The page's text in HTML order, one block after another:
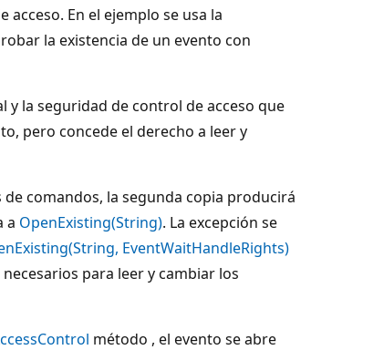
En el ejemplo se usa la
la existencia de un evento con
y la seguridad de control de acceso que
pero concede el derecho a leer y
comandos, la segunda copia producirá
a OpenExisting(String). La excepción se
EventWaitHandleRights)
para leer y cambiar los
método , el evento se abre